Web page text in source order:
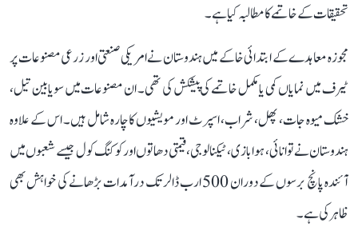
تحقیقات کے خاتمے کا مطالبہ کیا ہے۔
مجوزہ معاہدے کے ابتدائی خاکے میں ہندوستان نے امریکی صنعتی اور زرعی مصنوعات پر
ٹیرف میں نمایاں کمی یا مکمل خاتمے کی پیشکش کی تھی۔ ان مصنوعات میں سویابین تیل،
خشک میوہ جات، پھل، شراب، اسپرٹ اور مویشیوں کا چارہ شامل ہیں۔ اس کے علاوہ
ہندوستان نے توانائی، ہوا بازی، ٹیکنالوجی، قیمتی دھاتوں اور کوکنگ کول جیسے شعبوں میں
آئندہ پانچ برسوں کے دوران 500 ارب ڈالر تک درآمدات بڑھانے کی خواہش بھی
ظاہر کی ہے۔